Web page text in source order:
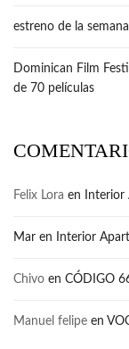
estreno de la
Dominican Film
de 70 películas
Felix Lora en
Mar en Interior
Chivo en CÓDIGO
Manuel felipe en